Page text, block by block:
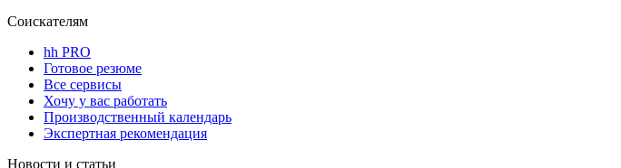
Соискателям
hh PRO
Готовое резюме
Все сервисы
Хочу у вас работать
Производственный календарь
Экспертная рекомендация
Новости и статьи